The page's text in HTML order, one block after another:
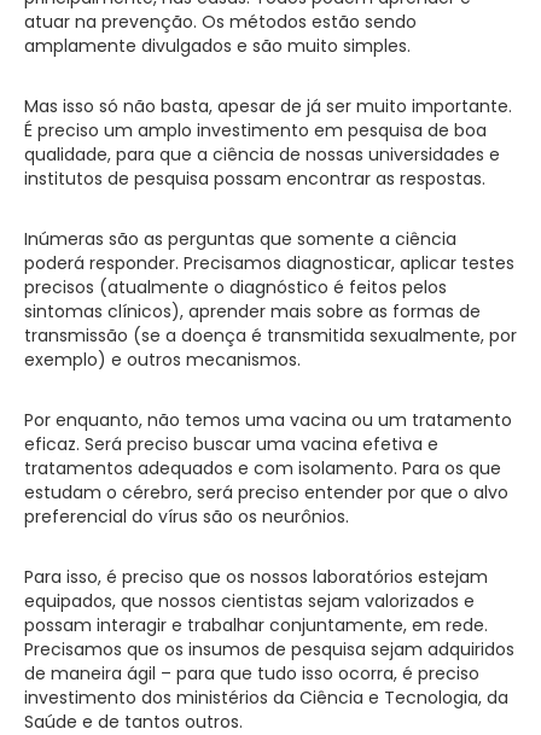
atuar na prevenção. Os métodos estão sendo
amplamente divulgados e são muito simples.
Mas isso só não basta, apesar de já ser muito importante.
É preciso um amplo investimento em pesquisa de boa
qualidade, para que a ciência de nossas universidades e
institutos de pesquisa possam encontrar as respostas.
Inúmeras são as perguntas que somente a ciência
poderá responder. Precisamos diagnosticar, aplicar testes
precisos (atualmente o diagnóstico é feitos pelos
sintomas clínicos), aprender mais sobre as formas de
transmissão (se a doença é transmitida sexualmente, por
exemplo) e outros mecanismos.
Por enquanto, não temos uma vacina ou um tratamento
eficaz. Será preciso buscar uma vacina efetiva e
tratamentos adequados e com isolamento. Para os que
estudam o cérebro, será preciso entender por que o alvo
preferencial do vírus são os neurônios.
Para isso, é preciso que os nossos laboratórios estejam
equipados, que nossos cientistas sejam valorizados e
possam interagir e trabalhar conjuntamente, em rede.
Precisamos que os insumos de pesquisa sejam adquiridos
de maneira ágil – para que tudo isso ocorra, é preciso
investimento dos ministérios da Ciência e Tecnologia, da
Saúde e de tantos outros.